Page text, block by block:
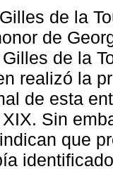
de la
de
de la
realizó la
de esta
Sin
que